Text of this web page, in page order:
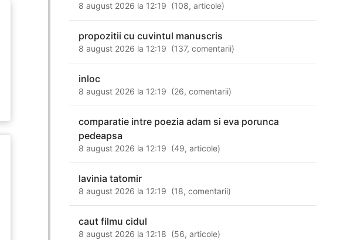
8 august 2026 la 12:19 (108,articole)
propozitii cu cuvintul manuscris
8 august 2026 la 12:19 (137,comentarii)
inloc
8 august 2026 la 12:19 (26,comentarii)
comparatie intre poezia adam si eva porunca
pedeapsa
8 august 2026 la 12:19 (49,articole)
lavinia tatomir
8 august 2026 la 12:19 (18,comentarii)
caut filmu cidul
8 august 2026 la 12:18 (56,articole)